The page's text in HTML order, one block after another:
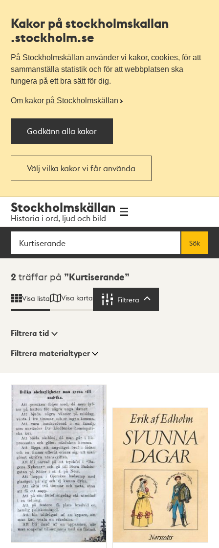
Kakor på stockholmskallan
.stockholm.se
På Stockholmskällan använder vi kakor, cookies, för att
sammanställa statistik och för att webbplatsen ska
fungera på ett bra sätt för dig.
Om kakor på Stockholmskällan
Godkänn alla kakor
Välj vilka kakor vi får använda
navigationen
huvudinnehållet
Stockholmskällan
Historia i ord, ljud och bild
Sök
Sök
Sökresultat
2 träffar på Kurtiserande
Visa lista Visa karta Filtrera
Visningsläge
Lista
Karta
Filtrera tid
Filtrera materialtyper
träffar